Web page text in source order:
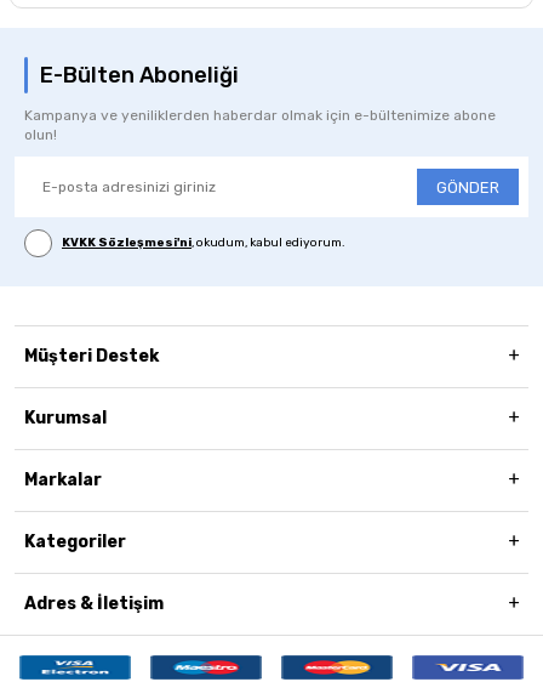
E-Bülten Aboneliği
Kampanya ve yeniliklerden haberdar olmak için e-bültenimize abone
olun!
GÖNDER
KVKK Sözleşmesi'ni, okudum, kabul ediyorum.
Müşteri Destek
Kurumsal
Markalar
Kategoriler
Adres & İletişim